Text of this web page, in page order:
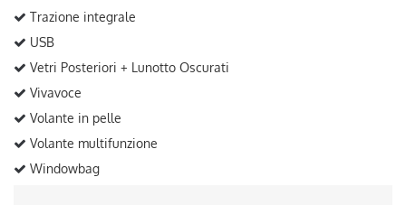
Trazione integrale
USB
Vetri Posteriori + Lunotto Oscurati
Vivavoce
Volante in pelle
Volante multifunzione
Windowbag